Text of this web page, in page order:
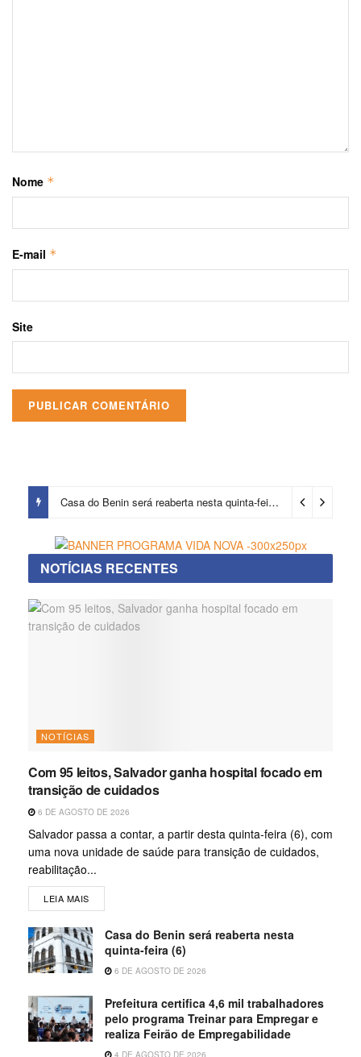
Nome *
E-mail *
Site
Casa do Benin será reaberta nesta quinta-feira (6) 15 horas ago
NOTÍCIAS RECENTES
NOTÍCIAS
Com 95 leitos, Salvador ganha hospital focado em
transição de cuidados
6 DE AGOSTO DE 2026
Salvador passa a contar, a partir desta quinta-feira (6), com
uma nova unidade de saúde para transição de cuidados,
reabilitação...
LEIA MAIS
Casa do Benin será reaberta nesta
quinta-feira (6)
6 DE AGOSTO DE 2026
Prefeitura certifica 4,6 mil trabalhadores
pelo programa Treinar para Empregar e
realiza Feirão de Empregabilidade
4 DE AGOSTO DE 2026